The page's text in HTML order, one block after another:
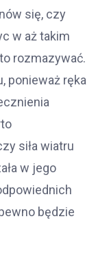
się, czy
w aż takim
rozmazywać.
ponieważ ręka
siła wiatru
w jego
będzie